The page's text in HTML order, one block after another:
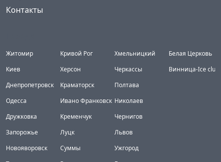
Контакты
Житомир
Киев
Днепропетровск
Одесса
Дружковка
Запорожье
Новояворовск
Кривой Рог
Херсон
Краматорск
Ивано Франковск
Кременчук
Луцк
Суммы
Хмельницкий
Черкассы
Полтава
Николаев
Чернигов
Львов
Ужгород
Белая Церковь
Винница-Ice club